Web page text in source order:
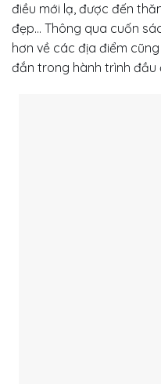
điều mới lạ, được đến
đẹp… Thông qua cuốn
hơn về các địa điểm
đắn trong hành trình đầu